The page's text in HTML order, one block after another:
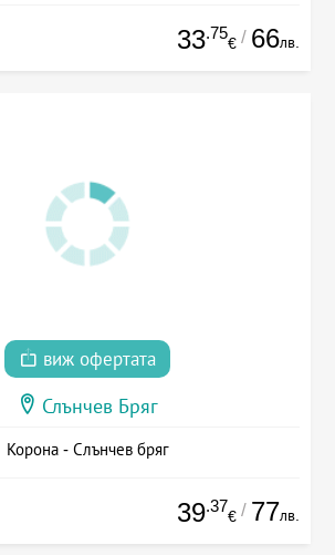
33.75
€ / 66лв.
виж офертата
Слънчев Бряг
Корона - Слънчев бряг
39.37
€ / 77лв.